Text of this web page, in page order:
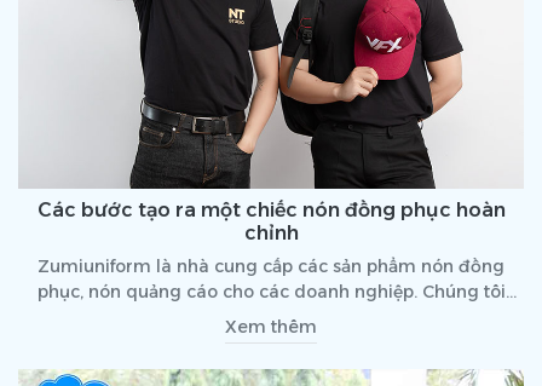
Các bước tạo ra một chiếc nón đồng phục hoàn
chỉnh
Zumiuniform là nhà cung cấp các sản phẩm nón đồng
phục, nón quảng cáo cho các doanh nghiệp. Chúng tôi
cam kết đem đến cho quý khách hàng các sản phẩm nón
chất lượng – giá phải chăng. Hiện nay, nhu cầu làm nón
đồng phục nhằm mục đích để quảng cáo và làm quà tặng
Xem thêm